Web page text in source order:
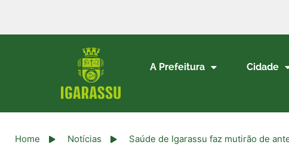
A Prefeitura Cidade
Home Notícias Saúde de Igarassu faz mutirão de